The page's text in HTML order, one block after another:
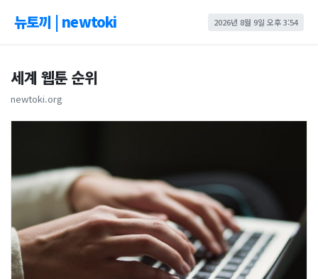
뉴토끼 | newtoki 2026년 8월 9일 오후 3:54
세계 웹툰 순위
newtoki.org